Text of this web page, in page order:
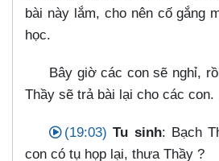
bài này lắm, cho nên cố gắng
học.
Bây giờ các con sẽ nghỉ,
Thầy sẽ trả bài lại cho các con.
(19:03) Tu sinh: Bạch
con có tụ họp lại, thưa Thầy ?